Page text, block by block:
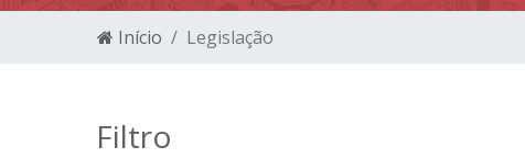
Início Legislação
Filtro